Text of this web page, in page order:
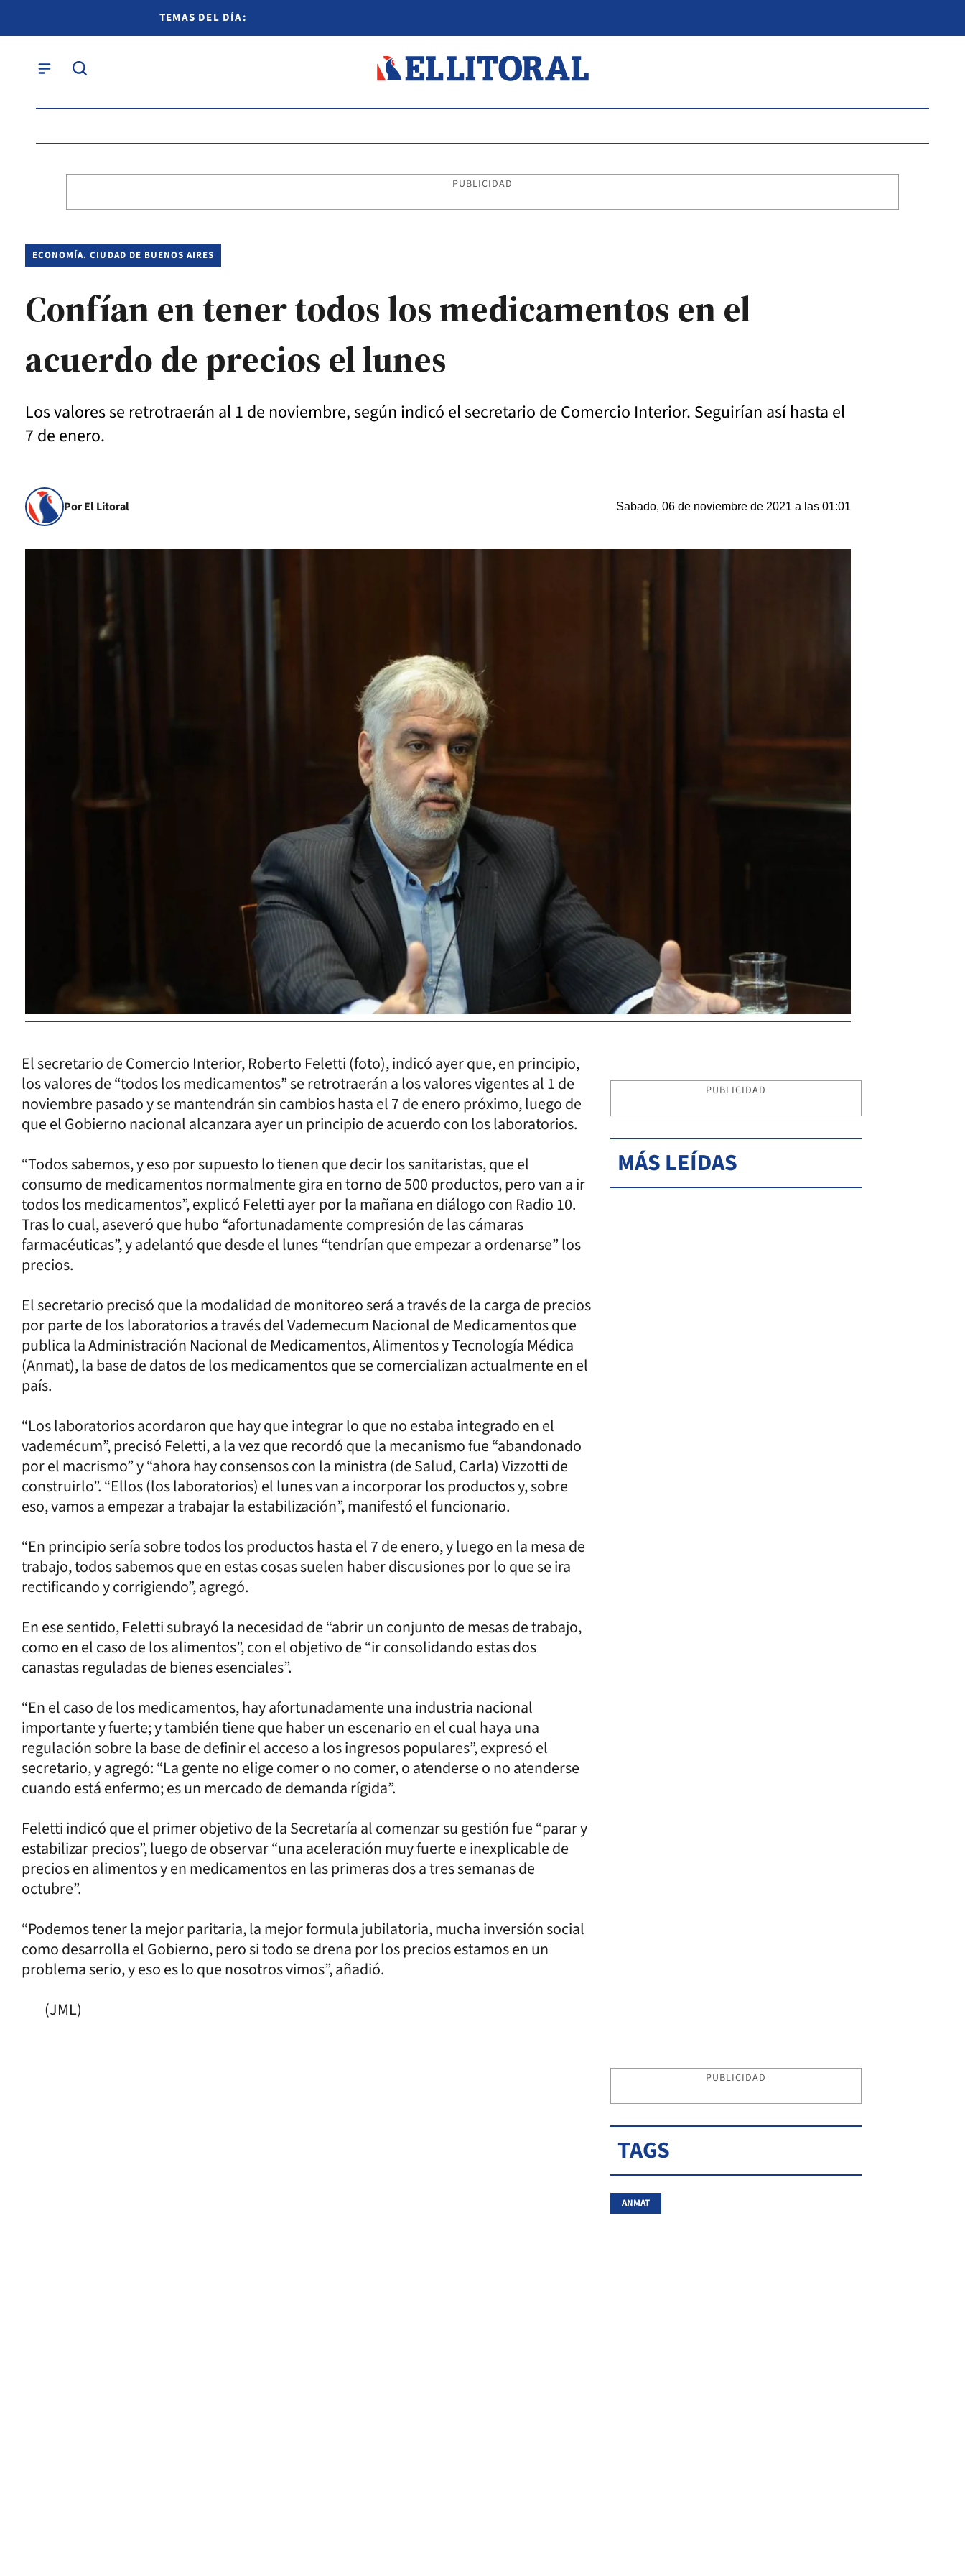
TEMAS DEL DÍA:
PUBLICIDAD
ECONOMÍA. CIUDAD DE BUENOS AIRES
Confían en tener todos los medicamentos en el
acuerdo de precios el lunes
Los valores se retrotraerán al 1 de noviembre, según indicó el secretario de Comercio Interior. Seguirían así hasta el
7 de enero.
Por El Litoral Sabado, 06 de noviembre de 2021 a las 01:01
El secretario de Comercio Interior, Roberto Feletti (foto), indicó ayer que, en principio,
los valores de “todos los medicamentos” se retrotraerán a los valores vigentes al 1 de
noviembre pasado y se mantendrán sin cambios hasta el 7 de enero próximo, luego de
que el Gobierno nacional alcanzara ayer un principio de acuerdo con los laboratorios.
“Todos sabemos, y eso por supuesto lo tienen que decir los sanitaristas, que el
consumo de medicamentos normalmente gira en torno de 500 productos, pero van a ir
todos los medicamentos”, explicó Feletti ayer por la mañana en diálogo con Radio 10.
Tras lo cual, aseveró que hubo “afortunadamente compresión de las cámaras
farmacéuticas”, y adelantó que desde el lunes “tendrían que empezar a ordenarse” los
precios.
El secretario precisó que la modalidad de monitoreo será a través de la carga de precios
por parte de los laboratorios a través del Vademecum Nacional de Medicamentos que
publica la Administración Nacional de Medicamentos, Alimentos y Tecnología Médica
(Anmat), la base de datos de los medicamentos que se comercializan actualmente en el
país.
“Los laboratorios acordaron que hay que integrar lo que no estaba integrado en el
vademécum”, precisó Feletti, a la vez que recordó que la mecanismo fue “abandonado
por el macrismo” y “ahora hay consensos con la ministra (de Salud, Carla) Vizzotti de
construirlo”. “Ellos (los laboratorios) el lunes van a incorporar los productos y, sobre
eso, vamos a empezar a trabajar la estabilización”, manifestó el funcionario.
“En principio sería sobre todos los productos hasta el 7 de enero, y luego en la mesa de
trabajo, todos sabemos que en estas cosas suelen haber discusiones por lo que se ira
rectificando y corrigiendo”, agregó.
En ese sentido, Feletti subrayó la necesidad de “abrir un conjunto de mesas de trabajo,
como en el caso de los alimentos”, con el objetivo de “ir consolidando estas dos
canastas reguladas de bienes esenciales”.
“En el caso de los medicamentos, hay afortunadamente una industria nacional
importante y fuerte; y también tiene que haber un escenario en el cual haya una
regulación sobre la base de definir el acceso a los ingresos populares”, expresó el
secretario, y agregó: “La gente no elige comer o no comer, o atenderse o no atenderse
cuando está enfermo; es un mercado de demanda rígida”.
Feletti indicó que el primer objetivo de la Secretaría al comenzar su gestión fue “parar y
estabilizar precios”, luego de observar “una aceleración muy fuerte e inexplicable de
precios en alimentos y en medicamentos en las primeras dos a tres semanas de
octubre”.
“Podemos tener la mejor paritaria, la mejor formula jubilatoria, mucha inversión social
como desarrolla el Gobierno, pero si todo se drena por los precios estamos en un
problema serio, y eso es lo que nosotros vimos”, añadió.
(JML)
PUBLICIDAD
MÁS LEÍDAS
PUBLICIDAD
TAGS
ANMAT